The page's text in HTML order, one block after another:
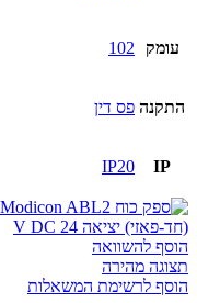
עומק 102
התקנה פס דין
IP
IP20
הוסף להשוואה
תצוגה מהירה
הוסף לרשימת המשאלות